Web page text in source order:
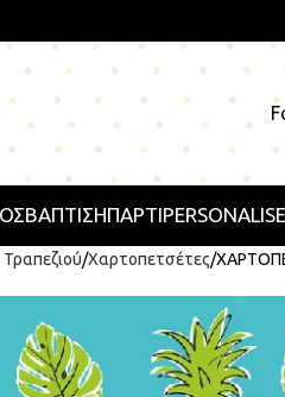
ΒΑΠΤΙΣΗΠΆΡΤΙ
Χαρτοπετσέτες